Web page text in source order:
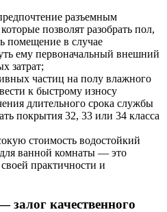
разъемным
позволят разобрать пол,
помещение в случае
ему первоначальный внешний
затрат;
частиц на полу влажного
к быстрому износу
длительного срока службы
покрытия 32, 33 или 34 класса
стоимость водостойкий
ванной комнаты — это
практичности и
качественного